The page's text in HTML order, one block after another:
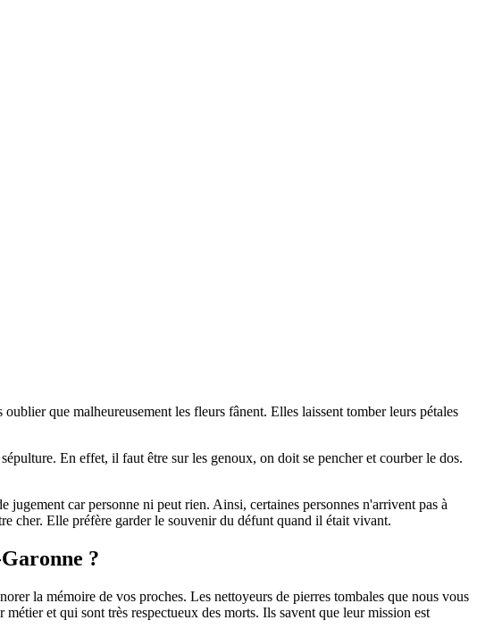
que malheureusement les fleurs fânent. Elles laissent tomber leurs pétales
En effet, il faut être sur les genoux, on doit se pencher et courber le dos.
car personne ni peut rien. Ainsi, certaines personnes n'arrivent pas à
cher. Elle préfère garder le souvenir du défunt quand il était vivant.
?
la mémoire de vos proches. Les nettoyeurs de pierres tombales que nous vous
et qui sont très respectueux des morts. Ils savent que leur mission est